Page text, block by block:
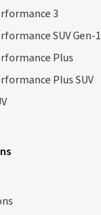
3
SUV Gen-1
Plus
Plus SUV